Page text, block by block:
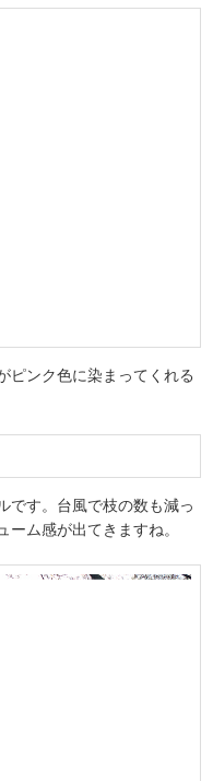
ピンク色に染まってくれる